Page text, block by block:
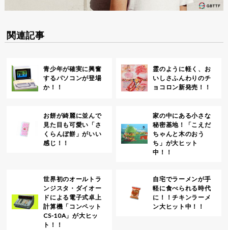
関連記事
青少年が確実に興奮
するパソコンが登場
か！！
霊のように軽く、お
いしさふんわりのチ
ョコロン新発売！！
お餅が綺麗に並んで
見た目も可愛い「さ
くらんぼ餅」がいい
感じ！！
家の中にある小さな
秘密基地！「こえだ
ちゃんと木のおう
ち」が大ヒット
中！！
世界初のオールトラ
ンジスタ・ダイオー
ドによる電子式卓上
計算機「コンペット
CS-10A」が大ヒッ
ト！！
自宅でラーメンが手
軽に食べられる時代
に！！チキンラーメ
ン大ヒット中！！